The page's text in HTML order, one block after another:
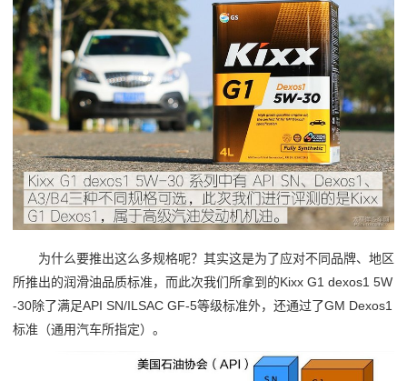
为什么要推出这么多规格呢？其实这是为了应对不同品牌、地区
所推出的润滑油品质标准，而此次我们所拿到的Kixx G1 dexos1 5W
-30除了满足API SN/ILSAC GF-5等级标准外，还通过了GM Dexos1
标准（通用汽车所指定）。